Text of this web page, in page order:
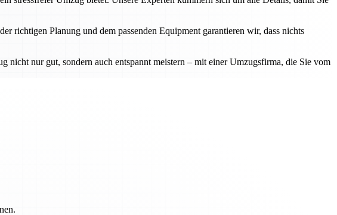
richtigen Planung und dem passenden Equipment garantieren wir, dass nichts
nur gut, sondern auch entspannt meistern – mit einer Umzugsfirma, die Sie vom